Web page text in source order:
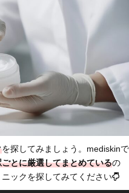
を探してみましょう。mediskinで
とに厳選してまとめているの
ックを探してみてください